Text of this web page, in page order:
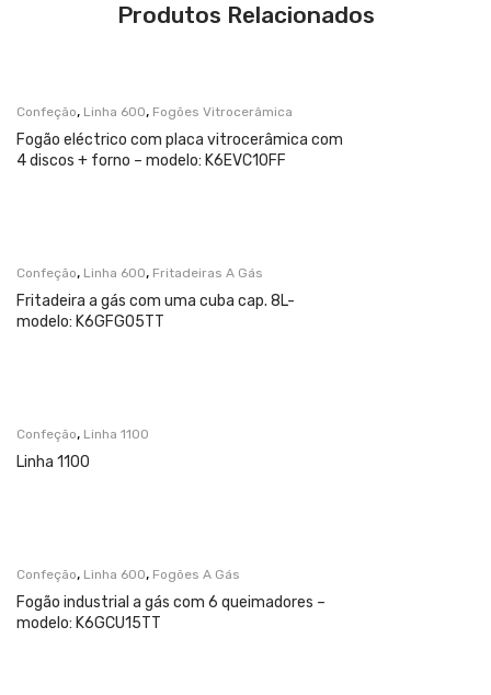
Produtos Relacionados
Confeção, Linha 600, Fogões Vitrocerâmica
Fogão eléctrico com placa vitrocerâmica com
4 discos + forno – modelo: K6EVC10FF
Confeção, Linha 600, Fritadeiras A Gás
Fritadeira a gás com uma cuba cap. 8L-
modelo: K6GFG05TT
Confeção, Linha 1100
Linha 1100
Confeção, Linha 600, Fogões A Gás
Fogão industrial a gás com 6 queimadores –
modelo: K6GCU15TT